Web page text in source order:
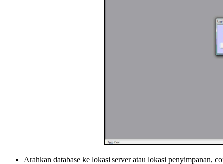
Arahkan database ke lokasi server atau lokasi penyimpanan,